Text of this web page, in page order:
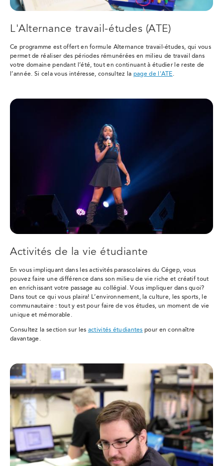
L'Alternance travail-études (ATE)
Ce programme est offert en formule Alternance travail-études, qui vous
permet de réaliser des périodes rémunérées en milieu de travail dans
votre domaine pendant l’été, tout en continuant à étudier le reste de
l’année. Si cela vous intéresse, consultez la page de l'ATE.
Activités de la vie étudiante
En vous impliquant dans les activités parascolaires du Cégep, vous
pouvez faire une différence dans son milieu de vie riche et créatif tout
en enrichissant votre passage au collégial. Vous impliquer dans quoi?
Dans tout ce qui vous plaira! L’environnement, la culture, les sports, le
communautaire : tout y est pour faire de vos études, un moment de vie
unique et mémorable.
Consultez la section sur les activités étudiantes pour en connaître
davantage.